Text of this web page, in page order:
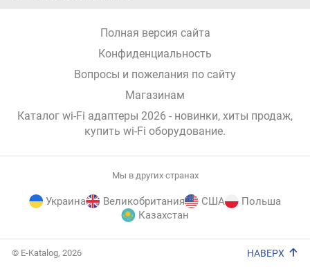
Полная версия сайта
Конфиденциальность
Вопросы и пожелания по сайту
Магазинам
Каталог wi-Fi адаптеры 2026 - новинки, хиты продаж,
купить wi-Fi оборудование.
Мы в других странах
Украина Великобритания США
Польша
Казахстан
© E-Katalog, 2026 НАВЕРХ